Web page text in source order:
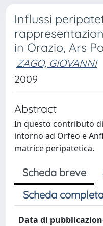
Influssi
in Orazio, Ars
ZAGO, GIOVANNI
2009
Abstract
In questo contributo
intorno ad Orfeo e
matrice peripatetica.
Scheda breve
Scheda
Data di